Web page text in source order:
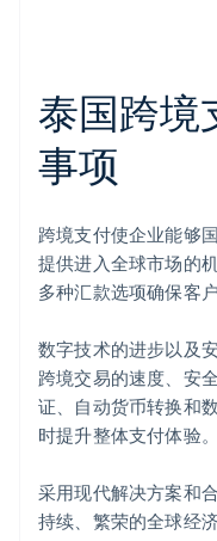
泰国跨境
事项
跨境支付使企业能够
提供进入全球市场的
多种汇款选项确保客
数字技术的进步以及
跨境交易的速度、安
证、自动货币转换和
时提升整体支付体验。
采用现代解决方案和
持续、繁荣的全球经
阿联酋
English
爱尔兰
English
English
奥地利
DeutschEnglish
澳大利亚
English
PortuguêsEnglish
保加利亚
English